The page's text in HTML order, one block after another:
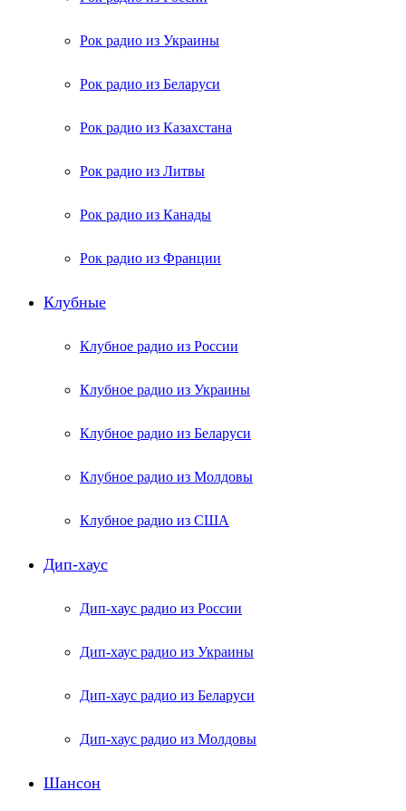
Рок радио из Украины
Рок радио из Беларуси
Рок радио из Казахстана
Рок радио из Литвы
Рок радио из Канады
Рок радио из Франции
Клубные
Клубное радио из России
Клубное радио из Украины
Клубное радио из Беларуси
Клубное радио из Молдовы
Клубное радио из США
Дип-хаус
Дип-хаус радио из России
Дип-хаус радио из Украины
Дип-хаус радио из Беларуси
Дип-хаус радио из Молдовы
Шансон